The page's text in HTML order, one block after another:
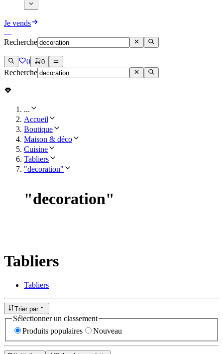
Je vends
Recherche
0 0
Recherche
...
Accueil
Boutique
Maison & déco
Cuisine
Tabliers
"decoration"
"decoration"
Tabliers
Tabliers
Trier par
Sélectionner un classement
Produits populaires
Nouveau